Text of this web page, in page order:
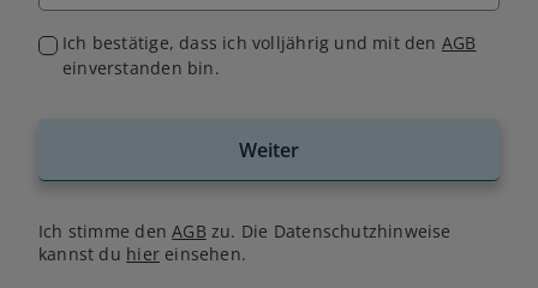
Ich bestätige, dass ich volljährig und mit den AGB
einverstanden bin.
Weiter
Ich stimme denAGB zu. Die Datenschutzhinweise
kannst du hiereinsehen.